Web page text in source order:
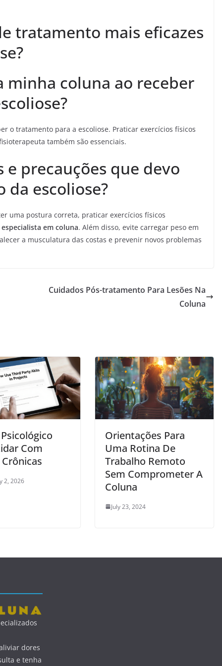
tratamento mais eficazes
minha coluna ao receber
o tratamento para a escoliose. Praticar exercícios físicos
também são essenciais.
e precauções que devo
da escoliose?
uma postura correta, praticar exercícios físicos
especialista em coluna. Além disso, evite carregar peso em
a musculatura das costas e prevenir novos problemas
Cuidados Pós-tratamento Para Lesões Na
Coluna
Com
2, 2026
Orientações Para
Uma Rotina De
Trabalho Remoto
Sem Comprometer A
Coluna
July 23, 2024
dores
e tenha